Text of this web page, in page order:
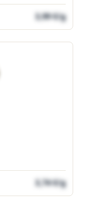
3,99 €/g
3,74 €/g